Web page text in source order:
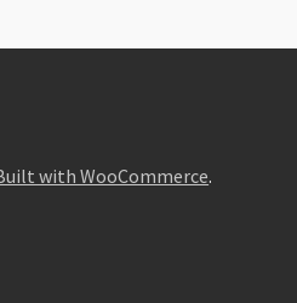
with WooCommerce.